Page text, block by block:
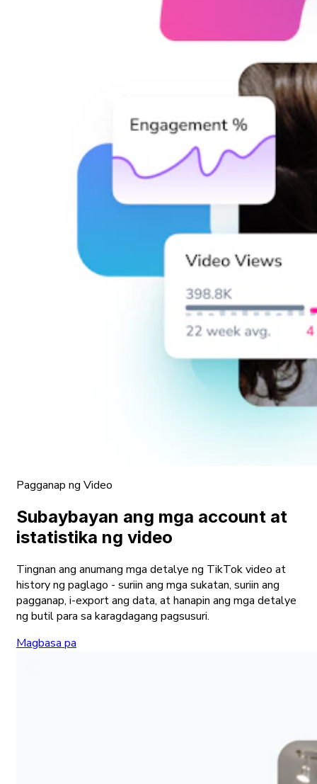
Pagganap ng Video
Subaybayan ang mga account at
istatistika ng video
Tingnan ang anumang mga detalye ng TikTok video at
history ng paglago - suriin ang mga sukatan, suriin ang
pagganap, i-export ang data, at hanapin ang mga detalye
ng butil para sa karagdagang pagsusuri.
Magbasa pa